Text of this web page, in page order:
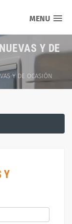
MENU
Y DE
Y DE OCASIÓN
Y